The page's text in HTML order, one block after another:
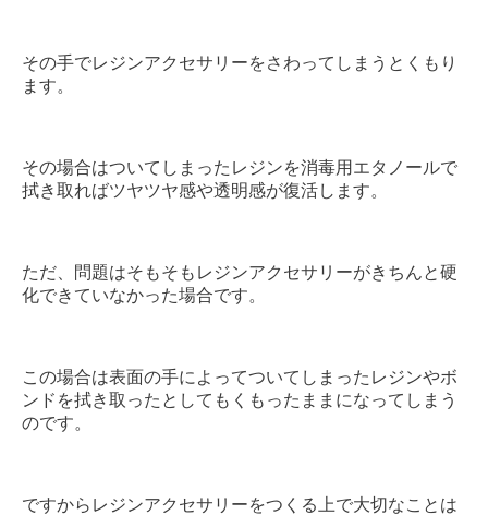
その手でレジンアクセサリーをさわってしまうとくもり
ます。
その場合はついてしまったレジンを消毒用エタノールで
拭き取ればツヤツヤ感や透明感が復活します。
ただ、問題はそもそもレジンアクセサリーがきちんと硬
化できていなかった場合です。
この場合は表面の手によってついてしまったレジンやボ
ンドを拭き取ったとしてもくもったままになってしまう
のです。
ですからレジンアクセサリーをつくる上で大切なことは